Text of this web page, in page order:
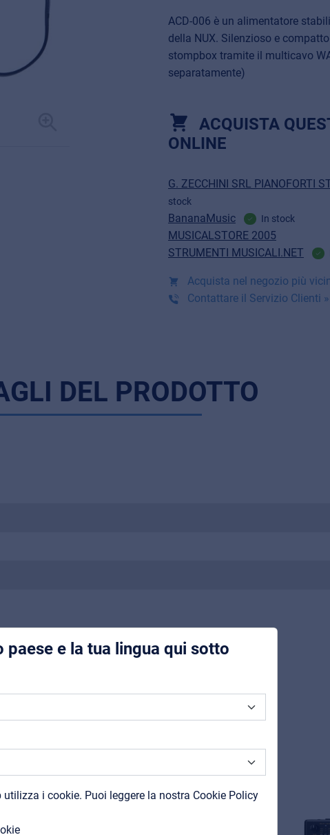
paese e la tua lingua qui sotto
utilizza i cookie. Puoi leggere la nostra Cookie Policy
Downloads
Cataloghi
Support
Contatti
MyFrenex
ACD-006 è un alimentatore
della NUX. Silenzioso e
stompbox tramite il multicavo
separatamente)
ACQUISTA
ONLINE
G. ZECCHINI SRL PIANOFORTI
stock
BananaMusic In stock
MUSICALSTORE 2005
STRUMENTI MUSICALI.NET
Acquista nel negozio più
Contattare il Servizio Clienti »
DEL PRODOTTO
CORRELATI